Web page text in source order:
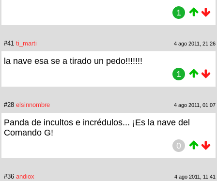
1
#41 ti_marti 4 ago 2011, 21:26
la nave esa se a tirado un pedo!!!!!!!
1
#28 elsinnombre 4 ago 2011, 01:07
Panda de incultos e incrédulos... ¡Es la nave del
Comando G!
0
#36 andiox 4 ago 2011, 11:41